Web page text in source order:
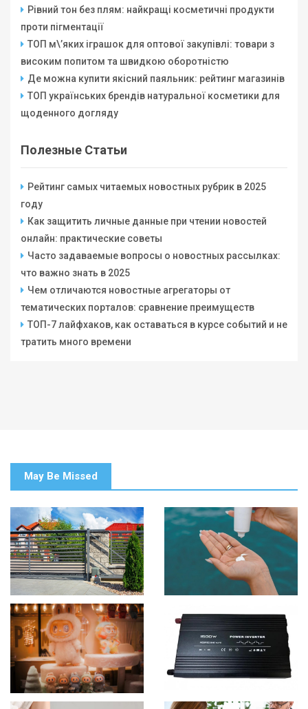
Рівний тон без плям: найкращі косметичні продукти
проти пігментації
ТОП м\’яких іграшок для оптової закупівлі: товари з
високим попитом та швидкою оборотністю
Де можна купити якісний паяльник: рейтинг магазинів
ТОП українських брендів натуральної косметики для
щоденного догляду
Полезные Статьи
Рейтинг самых читаемых новостных рубрик в 2025
году
Как защитить личные данные при чтении новостей
онлайн: практические советы
Часто задаваемые вопросы о новостных рассылках:
что важно знать в 2025
Чем отличаются новостные агрегаторы от
тематических порталов: сравнение преимуществ
ТОП-7 лайфхаков, как оставаться в курсе событий и не
тратить много времени
May Be Missed